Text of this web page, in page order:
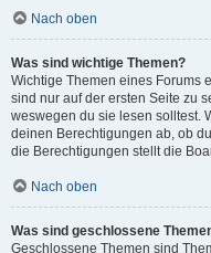
Nach oben
Was sind wichtige Themen?
Wichtige Themen eines Forums
sind nur auf der ersten Seite zu
weswegen du sie lesen solltest.
deinen Berechtigungen ab, ob
die Berechtigungen stellt die
Nach oben
Was sind geschlossene
Geschlossene Themen sind